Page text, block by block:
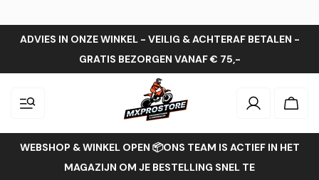
ADVIES IN ONZE WINKEL - VEILIG & ACHTERAF BETALEN -
GRATIS BEZORGEN VANAF € 75,-
Inloggen
WEBSHOP & WINKEL OPEN 📦ONS TEAM IS ACTIEF IN HET
MAGAZIJN OM JE BESTELLING SNEL TE